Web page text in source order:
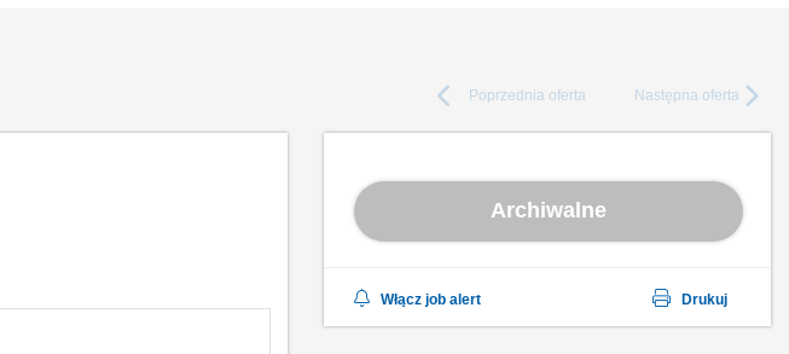
Poprzednia oferta Następna oferta
Archiwalne
Włącz job alert Drukuj